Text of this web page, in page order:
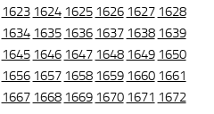
1623 1624 1625 1626 1627 1628
1634 1635 1636 1637 1638 1639
1645 1646 1647 1648 1649 1650
1656 1657 1658 1659 1660 1661
1667 1668 1669 1670 1671 1672